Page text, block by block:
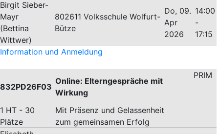
Birgit Sieber-
Mayr
(Bettina
Wittwer)
802611 Volksschule Wolfurt-
Bütze
Do, 09.
Apr
2026
14:00
-
17:15
Information und Anmeldung
832PD26F03
Online: Elterngespräche mit
Wirkung
PRIM
1 HT - 30
Plätze
Mit Präsenz und Gelassenheit
zum gemeinsamen Erfolg